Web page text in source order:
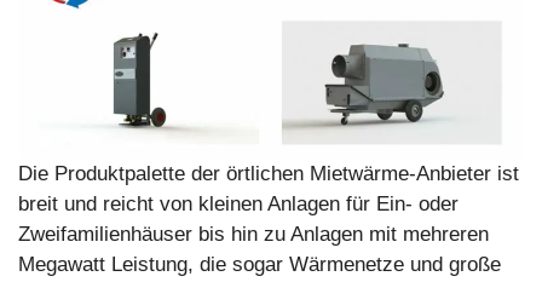
Die Produktpalette der örtlichen Mietwärme-Anbieter ist
breit und reicht von kleinen Anlagen für Ein- oder
Zweifamilienhäuser bis hin zu Anlagen mit mehreren
Megawatt Leistung, die sogar Wärmenetze und große